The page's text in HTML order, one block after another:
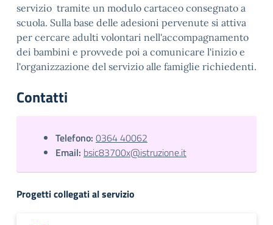
servizio tramite un modulo cartaceo consegnato a
scuola. Sulla base delle adesioni pervenute si attiva
per cercare adulti volontari nell'accompagnamento
dei bambini e provvede poi a comunicare l'inizio e
l'organizzazione del servizio alle famiglie richiedenti.
Contatti
Telefono: 0364 40062
Email: bsic83700x@istruzione.it
Progetti collegati al servizio